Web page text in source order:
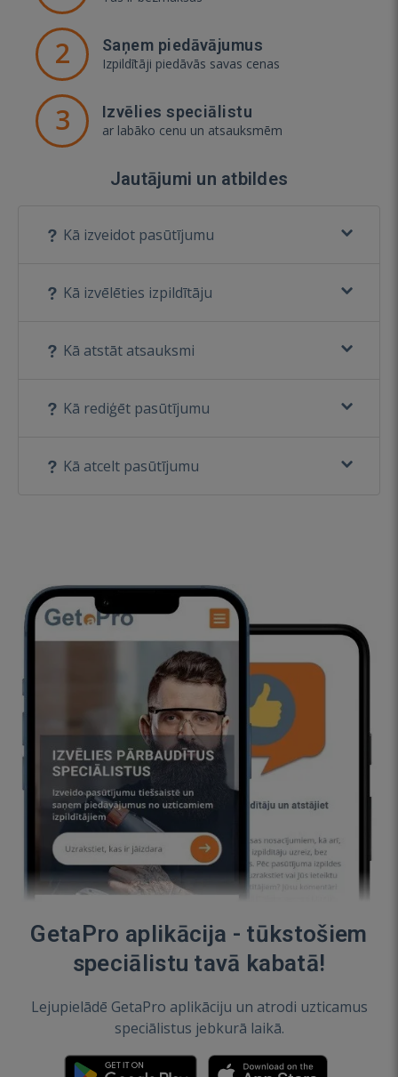
2 Saņem piedāvājumus
Izpildītāji piedāvās savas cenas
3 Izvēlies speciālistu
ar labāko cenu un atsauksmēm
Jautājumi un atbildes
Kā izveidot pasūtījumu
Kā izvēlēties izpildītāju
Kā atstāt atsauksmi
Kā rediģēt pasūtījumu
Kā atcelt pasūtījumu
GetaPro aplikācija - tūkstošiem
speciālistu tavā kabatā!
Lejupielādē GetaPro aplikāciju un atrodi uzticamus
speciālistus jebkurā laikā.